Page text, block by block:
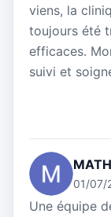
viens, la
toujours été
efficaces.
suivi et
01/07/
Une équipe